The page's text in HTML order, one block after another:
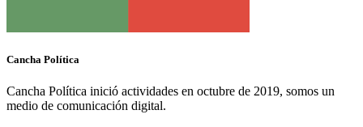
Cancha Política
Cancha Política inició actividades en octubre de 2019, somos un
medio de comunicación digital.